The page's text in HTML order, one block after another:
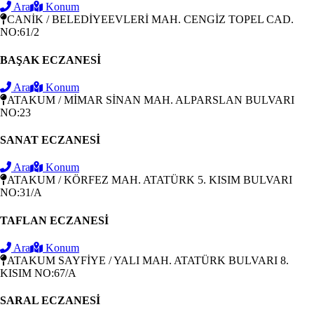
Ara
Konum
CANİK / BELEDİYEEVLERİ MAH. CENGİZ TOPEL CAD.
NO:61/2
BAŞAK ECZANESİ
Ara
Konum
ATAKUM / MİMAR SİNAN MAH. ALPARSLAN BULVARI
NO:23
SANAT ECZANESİ
Ara
Konum
ATAKUM / KÖRFEZ MAH. ATATÜRK 5. KISIM BULVARI
NO:31/A
TAFLAN ECZANESİ
Ara
Konum
ATAKUM SAYFİYE / YALI MAH. ATATÜRK BULVARI 8.
KISIM NO:67/A
SARAL ECZANESİ